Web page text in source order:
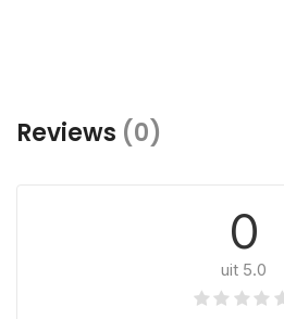
Reviews (0)
0
uit 5.0